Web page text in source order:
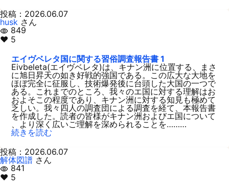
投稿：2026.06.07
husk さん
visibility 849
♥ 5
エイヴベレタ国に関する習俗調査報告書 1
Eivbeleta(エイヴベレタ)は、キナン洲に位置する、まさ
に旭日昇天の如き好戦的強国である。この広大な大地を
ほぼ完全に征服し、技術爆発後に台頭した大国の一つで
ある。これまでのところ、我々のエ国に対する理解はお
およそこの程度であり、キナン洲に対する知見も極めて
乏しい。我々四人の調査団による調査を経て、本報告書
を作成した。読者の皆様がキナン洲およびエ国について
、より深く広いご理解を深められることを………
続きを読む
投稿：2026.06.07
解体図譜 さん
visibility 841
♥ 5